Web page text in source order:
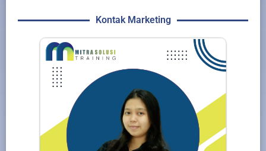
Kontak Marketing